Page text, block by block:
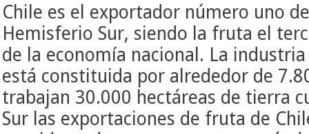
Chile es el exportador número uno
Hemisferio Sur, siendo la fruta el
de la economía nacional. La
está constituida por alrededor de
trabajan 30.000 hectáreas de tierra
Sur las exportaciones de fruta de